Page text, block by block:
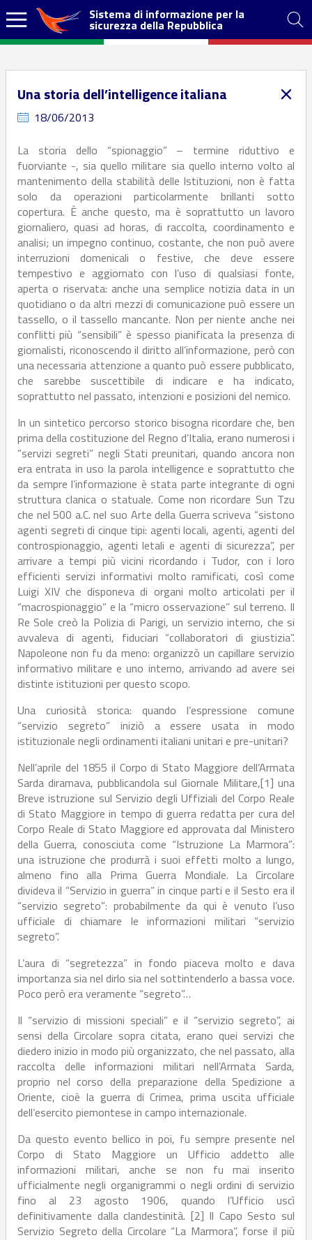
Sistema di informazione per la
sicurezza della Repubblica
Una storia dell’intelligence italiana
18/06/2013
La storia dello “spionaggio” – termine riduttivo e
fuorviante -, sia quello militare sia quello interno volto al
mantenimento della stabilità delle Istituzioni, non è fatta
solo da operazioni particolarmente brillanti sotto
copertura. È anche questo, ma è soprattutto un lavoro
giornaliero, quasi ad horas, di raccolta, coordinamento e
analisi; un impegno continuo, costante, che non può avere
interruzioni domenicali o festive, che deve essere
tempestivo e aggiornato con l’uso di qualsiasi fonte,
aperta o riservata: anche una semplice notizia data in un
quotidiano o da altri mezzi di comunicazione può essere un
tassello, o il tassello mancante. Non per niente anche nei
conflitti più “sensibili” è spesso pianificata la presenza di
giornalisti, riconoscendo il diritto all’informazione, però con
una necessaria attenzione a quanto può essere pubblicato,
che sarebbe suscettibile di indicare e ha indicato,
soprattutto nel passato, intenzioni e posizioni del nemico.
In un sintetico percorso storico bisogna ricordare che, ben
prima della costituzione del Regno d’Italia, erano numerosi i
“servizi segreti” negli Stati preunitari, quando ancora non
era entrata in uso la parola intelligence e soprattutto che
da sempre l’informazione è stata parte integrante di ogni
struttura clanica o statuale. Come non ricordare Sun Tzu
che nel 500 a.C. nel suo Arte della Guerra scriveva “sistono
agenti segreti di cinque tipi: agenti locali, agenti, agenti del
controspionaggio, agenti letali e agenti di sicurezza”, per
arrivare a tempi più vicini ricordando i Tudor, con i loro
efficienti servizi informativi molto ramificati, così come
Luigi XIV che disponeva di organi molto articolati per il
“macrospionaggio” e la “micro osservazione” sul terreno. Il
Re Sole creò la Polizia di Parigi, un servizio interno, che si
avvaleva di agenti, fiduciari “collaboratori di giustizia”.
Napoleone non fu da meno: organizzò un capillare servizio
informativo militare e uno interno, arrivando ad avere sei
distinte istituzioni per questo scopo.
Una curiosità storica: quando l’espressione comune
“servizio segreto” iniziò a essere usata in modo
istituzionale negli ordinamenti italiani unitari e pre-unitari?
Nell’aprile del 1855 il Corpo di Stato Maggiore dell’Armata
Sarda diramava, pubblicandola sul Giornale Militare,[1] una
Breve istruzione sul Servizio degli Uffiziali del Corpo Reale
di Stato Maggiore in tempo di guerra redatta per cura del
Corpo Reale di Stato Maggiore ed approvata dal Ministero
della Guerra, conosciuta come “Istruzione La Marmora”:
una istruzione che produrrà i suoi effetti molto a lungo,
almeno fino alla Prima Guerra Mondiale. La Circolare
divideva il “Servizio in guerra” in cinque parti e il Sesto era il
“servizio segreto”: probabilmente da qui è venuto l’uso
ufficiale di chiamare le informazioni militari “servizio
segreto”.
L’aura di “segretezza” in fondo piaceva molto e dava
importanza sia nel dirlo sia nel sottintenderlo a bassa voce.
Poco però era veramente “segreto”…
Il “servizio di missioni speciali” e il “servizio segreto”, ai
sensi della Circolare sopra citata, erano quei servizi che
diedero inizio in modo più organizzato, che nel passato, alla
raccolta delle informazioni militari nell’Armata Sarda,
proprio nel corso della preparazione della Spedizione a
Oriente, cioè la guerra di Crimea, prima uscita ufficiale
dell’esercito piemontese in campo internazionale.
Da questo evento bellico in poi, fu sempre presente nel
Corpo di Stato Maggiore un Ufficio addetto alle
informazioni militari, anche se non fu mai inserito
ufficialmente negli organigrammi o negli ordini di servizio
fino al 23 agosto 1906, quando l’Ufficio uscì
definitivamente dalla clandestinità. [2] Il Capo Sesto sul
Servizio Segreto della Circolare “La Marmora”, forse il più